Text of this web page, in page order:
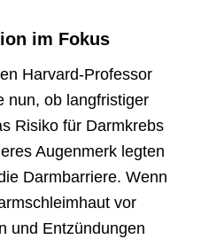
im Fokus
Harvard-Professor
nun, ob langfristiger
Risiko für Darmkrebs
Augenmerk legten
Darmbarriere. Wenn
vor
und Entzündungen